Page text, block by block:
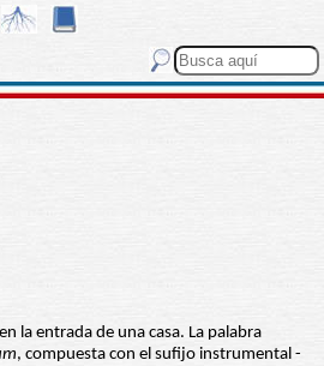
la entrada de una casa. La palabra
, compuesta con el sufijo instrumental -